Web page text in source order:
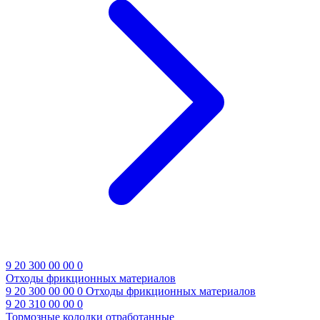
9 20 300 00 00 0
Отходы фрикционных материалов
9 20 300 00 00 0 Отходы фрикционных материалов
9 20 310 00 00 0
Тормозные колодки отработанные